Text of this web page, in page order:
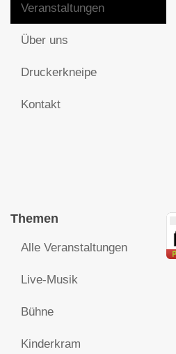
Veranstaltungen
Über uns
Druckerkneipe
Kontakt
Themen
Alle Veranstaltungen
Live-Musik
Bühne
Kinderkram